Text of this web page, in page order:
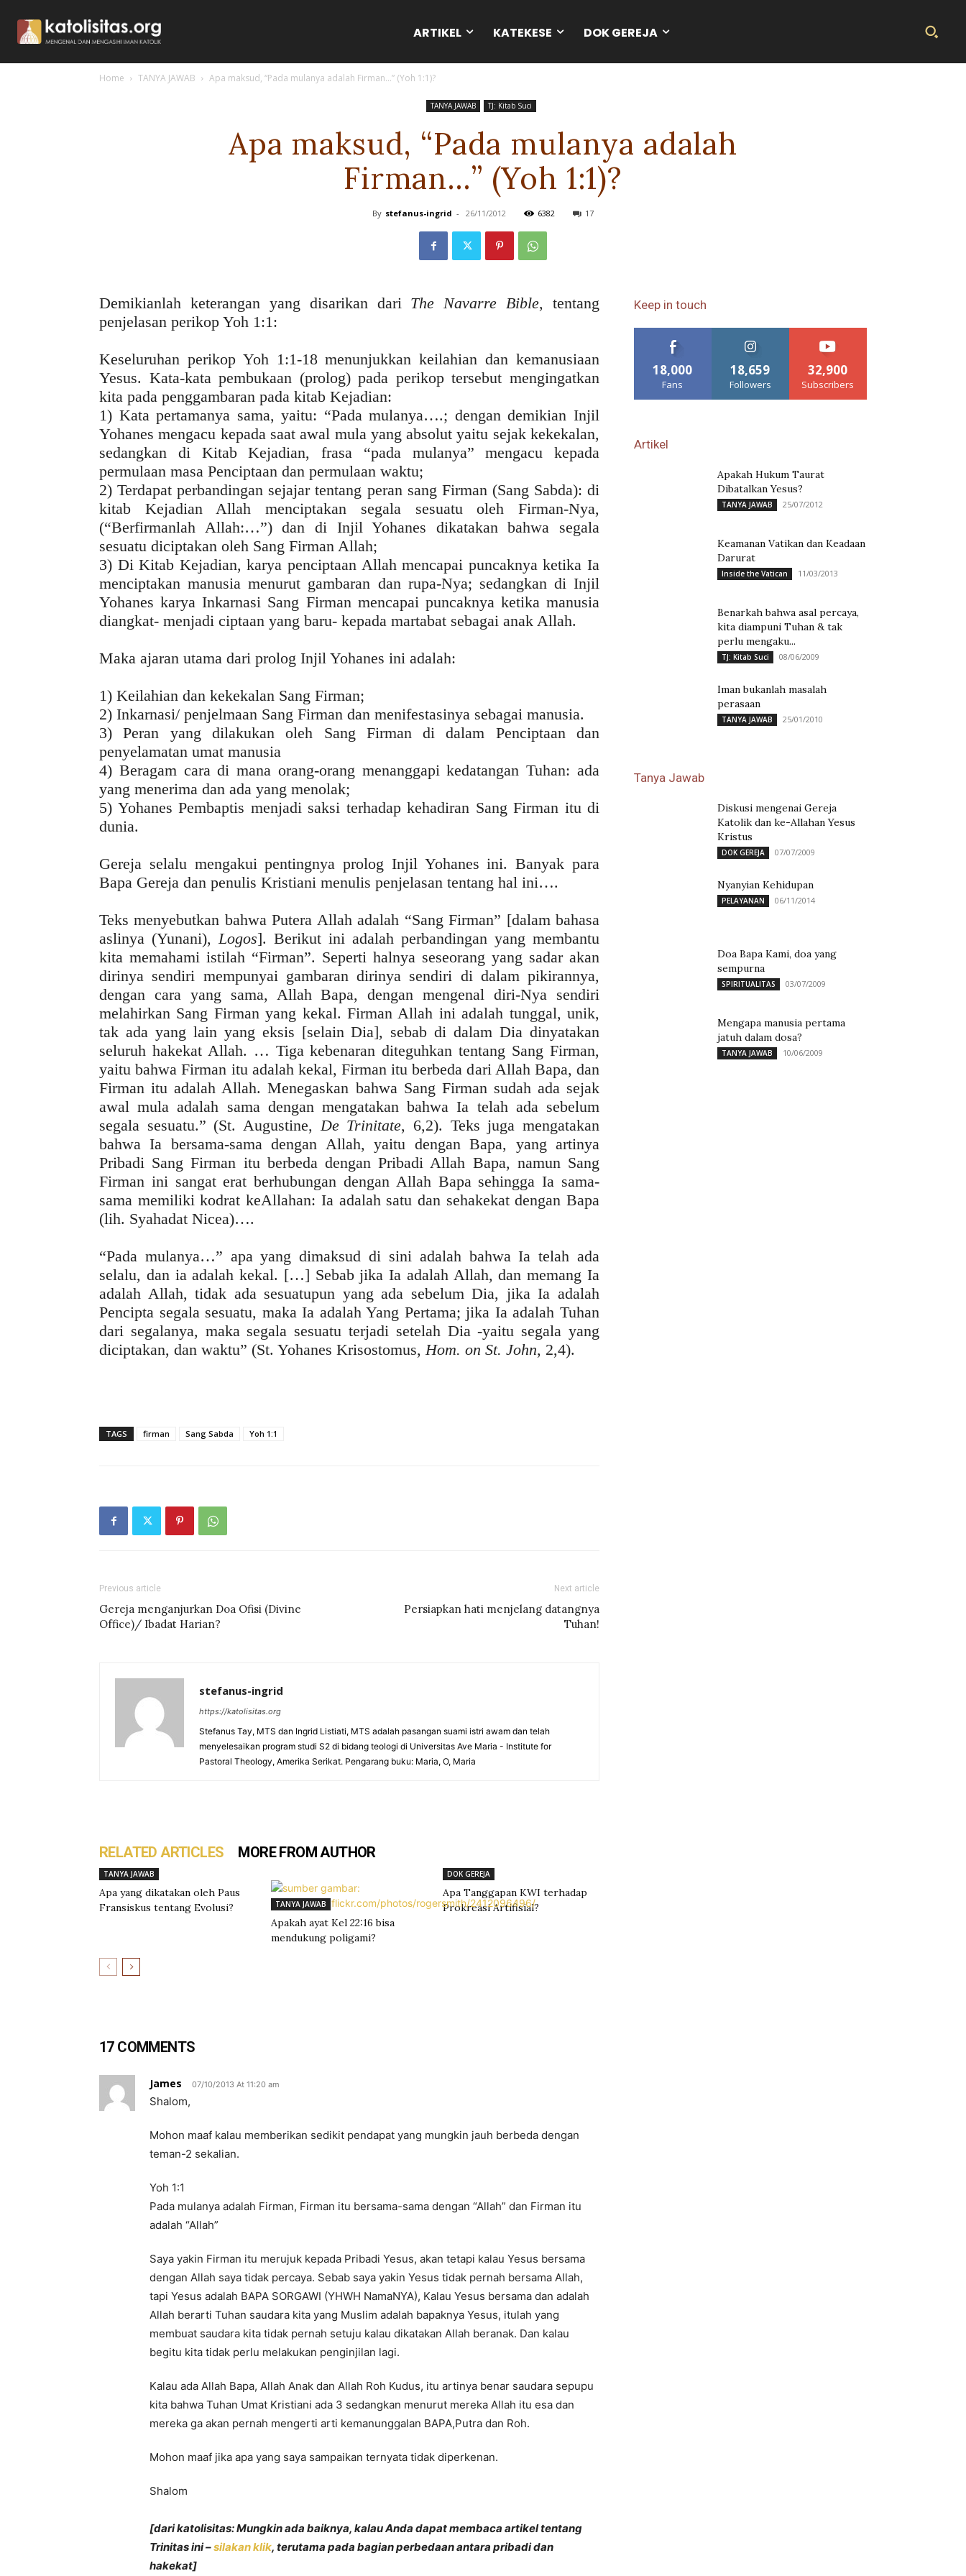
ARTIKEL KATEKESE DOK GEREJA
Home TANYA JAWAB Apa maksud, “Pada mulanya adalah Firman…” (Yoh 1:1)?
TANYA JAWAB TJ: Kitab Suci
Apa maksud, “Pada mulanya adalah
Firman…” (Yoh 1:1)?
By stefanus-ingrid - 26/11/2012 6382 17
Demikianlah keterangan yang disarikan dari The Navarre Bible, tentang
penjelasan perikop Yoh 1:1:
Keseluruhan perikop Yoh 1:1-18 menunjukkan keilahian dan kemanusiaan
Yesus. Kata-kata pembukaan (prolog) pada perikop tersebut mengingatkan
kita pada penggambaran pada kitab Kejadian:
1) Kata pertamanya sama, yaitu: “Pada mulanya….; dengan demikian Injil
Yohanes mengacu kepada saat awal mula yang absolut yaitu sejak kekekalan,
sedangkan di Kitab Kejadian, frasa “pada mulanya” mengacu kepada
permulaan masa Penciptaan dan permulaan waktu;
2) Terdapat perbandingan sejajar tentang peran sang Firman (Sang Sabda): di
kitab Kejadian Allah menciptakan segala sesuatu oleh Firman-Nya,
(“Berfirmanlah Allah:…”) dan di Injil Yohanes dikatakan bahwa segala
sesuatu diciptakan oleh Sang Firman Allah;
3) Di Kitab Kejadian, karya penciptaan Allah mencapai puncaknya ketika Ia
menciptakan manusia menurut gambaran dan rupa-Nya; sedangkan di Injil
Yohanes karya Inkarnasi Sang Firman mencapai puncaknya ketika manusia
diangkat- menjadi ciptaan yang baru- kepada martabat sebagai anak Allah.
Maka ajaran utama dari prolog Injil Yohanes ini adalah:
1) Keilahian dan kekekalan Sang Firman;
2) Inkarnasi/ penjelmaan Sang Firman dan menifestasinya sebagai manusia.
3) Peran yang dilakukan oleh Sang Firman di dalam Penciptaan dan
penyelamatan umat manusia
4) Beragam cara di mana orang-orang menanggapi kedatangan Tuhan: ada
yang menerima dan ada yang menolak;
5) Yohanes Pembaptis menjadi saksi terhadap kehadiran Sang Firman itu di
dunia.
Gereja selalu mengakui pentingnya prolog Injil Yohanes ini. Banyak para
Bapa Gereja dan penulis Kristiani menulis penjelasan tentang hal ini….
Teks menyebutkan bahwa Putera Allah adalah “Sang Firman” [dalam bahasa
aslinya (Yunani),Logos]. Berikut ini adalah perbandingan yang membantu
kita memahami istilah “Firman”. Seperti halnya seseorang yang sadar akan
dirinya sendiri mempunyai gambaran dirinya sendiri di dalam pikirannya,
dengan cara yang sama, Allah Bapa, dengan mengenal diri-Nya sendiri
melahirkan Sang Firman yang kekal. Firman Allah ini adalah tunggal, unik,
tak ada yang lain yang eksis [selain Dia], sebab di dalam Dia dinyatakan
seluruh hakekat Allah. … Tiga kebenaran diteguhkan tentang Sang Firman,
yaitu bahwa Firman itu adalah kekal, Firman itu berbeda dari Allah Bapa, dan
Firman itu adalah Allah. Menegaskan bahwa Sang Firman sudah ada sejak
awal mula adalah sama dengan mengatakan bahwa Ia telah ada sebelum
segala sesuatu.” (St. Augustine,De Trinitate, 6,2). Teks juga mengatakan
bahwa Ia bersama-sama dengan Allah, yaitu dengan Bapa, yang artinya
Pribadi Sang Firman itu berbeda dengan Pribadi Allah Bapa, namun Sang
Firman ini sangat erat berhubungan dengan Allah Bapa sehingga Ia sama-
sama memiliki kodrat keAllahan: Ia adalah satu dan sehakekat dengan Bapa
(lih. Syahadat Nicea)….
“Pada mulanya…” apa yang dimaksud di sini adalah bahwa Ia telah ada
selalu, dan ia adalah kekal. […] Sebab jika Ia adalah Allah, dan memang Ia
adalah Allah, tidak ada sesuatupun yang ada sebelum Dia, jika Ia adalah
Pencipta segala sesuatu, maka Ia adalah Yang Pertama; jika Ia adalah Tuhan
dari segalanya, maka segala sesuatu terjadi setelah Dia -yaitu segala yang
diciptakan, dan waktu” (St. Yohanes Krisostomus,Hom. on St. John, 2,4).
TAGS firman Sang Sabda Yoh 1:1
Previous article
Gereja menganjurkan Doa Ofisi (Divine
Office)/ Ibadat Harian?
Next article
Persiapkan hati menjelang datangnya
Tuhan!
stefanus-ingrid
https://katolisitas.org
Stefanus Tay, MTS dan Ingrid Listiati, MTS adalah pasangan suami istri awam dan telah
menyelesaikan program studi S2 di bidang teologi di Universitas Ave Maria - Institute for
Pastoral Theology, Amerika Serikat. Pengarang buku: Maria, O, Maria
RELATED ARTICLES MORE FROM AUTHOR
TANYA JAWAB
Apa yang dikatakan oleh Paus
Fransiskus tentang Evolusi?
TANYA JAWAB
Apakah ayat Kel 22:16 bisa
mendukung poligami?
DOK GEREJA
Apa Tanggapan KWI terhadap
Prokreasi Artifisial?
17 COMMENTS
James 07/10/2013 At 11:20 am
Shalom,
Mohon maaf kalau memberikan sedikit pendapat yang mungkin jauh berbeda dengan
teman-2 sekalian.
Yoh 1:1
Pada mulanya adalah Firman, Firman itu bersama-sama dengan “Allah” dan Firman itu
adalah “Allah”
Saya yakin Firman itu merujuk kepada Pribadi Yesus, akan tetapi kalau Yesus bersama
dengan Allah saya tidak percaya. Sebab saya yakin Yesus tidak pernah bersama Allah,
tapi Yesus adalah BAPA SORGAWI (YHWH NamaNYA), Kalau Yesus bersama dan adalah
Allah berarti Tuhan saudara kita yang Muslim adalah bapaknya Yesus, itulah yang
membuat saudara kita tidak pernah setuju kalau dikatakan Allah beranak. Dan kalau
begitu kita tidak perlu melakukan penginjilan lagi.
Kalau ada Allah Bapa, Allah Anak dan Allah Roh Kudus, itu artinya benar saudara sepupu
kita bahwa Tuhan Umat Kristiani ada 3 sedangkan menurut mereka Allah itu esa dan
mereka ga akan pernah mengerti arti kemanunggalan BAPA,Putra dan Roh.
Mohon maaf jika apa yang saya sampaikan ternyata tidak diperkenan.
Shalom
[dari katolisitas: Mungkin ada baiknya, kalau Anda dapat membaca artikel tentang
Trinitas ini –silakan klik, terutama pada bagian perbedaan antara pribadi dan
hakekat]
Keep in touch
18,000
Fans
18,659
Followers
32,900
Subscribers
Artikel
Apakah Hukum Taurat
Dibatalkan Yesus?
TANYA JAWAB 25/07/2012
Keamanan Vatikan dan Keadaan
Darurat
Inside the Vatican 11/03/2013
Benarkah bahwa asal percaya,
kita diampuni Tuhan & tak
perlu mengaku...
TJ: Kitab Suci 08/06/2009
Iman bukanlah masalah
perasaan
TANYA JAWAB 25/01/2010
Tanya Jawab
Diskusi mengenai Gereja
Katolik dan ke-Allahan Yesus
Kristus
DOK GEREJA 07/07/2009
Nyanyian Kehidupan
PELAYANAN 06/11/2014
Doa Bapa Kami, doa yang
sempurna
SPIRITUALITAS 03/07/2009
Mengapa manusia pertama
jatuh dalam dosa?
TANYA JAWAB 10/06/2009